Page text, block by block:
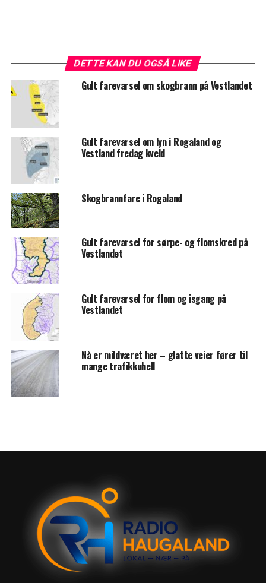
DETTE KAN DU OGSÅ LIKE
Gult farevarsel om skogbrann på Vestlandet
Gult farevarsel om lyn i Rogaland og
Vestland fredag kveld
Skogbrannfare i Rogaland
Gult farevarsel for sørpe- og flomskred på
Vestlandet
Gult farevarsel for flom og isgang på
Vestlandet
Nå er mildværet her – glatte veier fører til
mange trafikkuhell